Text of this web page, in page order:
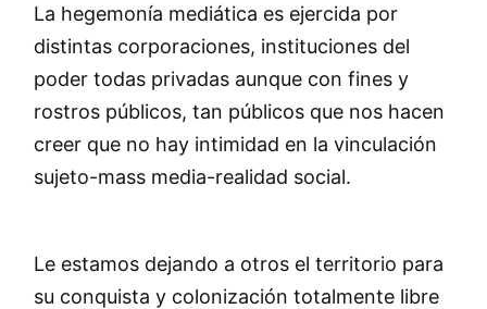
La hegemonía mediática es ejercida por
distintas corporaciones, instituciones del
poder todas privadas aunque con fines y
rostros públicos, tan públicos que nos hacen
creer que no hay intimidad en la vinculación
sujeto-mass media-realidad social.
Le estamos dejando a otros el territorio para
su conquista y colonización totalmente libre